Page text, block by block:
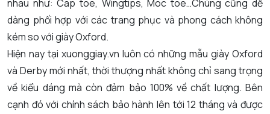
nhau như: Cap toe, Wingtips, Moc toe…Chúng cũng dễ
dàng phối hợp với các trang phục và phong cách không
kém so với giày Oxford.
Hiện nay tại xuonggiay.vn luôn có những mẫu giày Oxford
và Derby mới nhất, thời thượng nhất không chỉ sang trọng
về kiểu dáng mà còn đảm bảo 100% về chất lượng. Bên
cạnh đó với chính sách bảo hành lên tới 12 tháng và được